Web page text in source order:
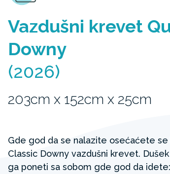
Vazdušni krevet
Downy
(2026)
203cm x 152cm x 25cm
Gde god da se nalazite osećaćete se
Classic Downy vazdušni krevet.
ga poneti sa sobom gde god da